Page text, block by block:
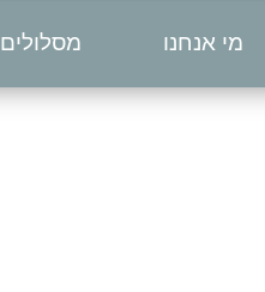
מי אנחנו מסלולים